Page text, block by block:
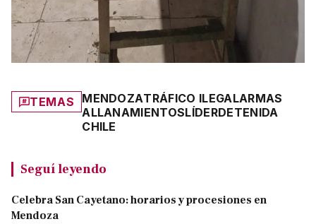
TEMAS MENDOZATRÁFICO ILEGALARMAS
ALLANAMIENTOSLÍDERDETENIDA
CHILE
Seguí leyendo
Celebra San Cayetano: horarios y procesiones en
Mendoza